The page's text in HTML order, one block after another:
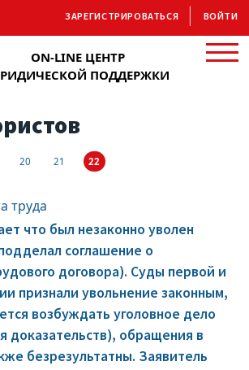
ON-LINE ЦЕНТР
ПОДДЕРЖКИ
ЗАРЕГИСТРИРОВАТЬСЯ ВОЙТИ
20 21 22
труда
что был незаконно уволен
соглашение о
договора). Суды первой и
признали увольнение законным,
возбуждать уголовное дело
доказательств), обращения в
безрезультатны. Заявитель